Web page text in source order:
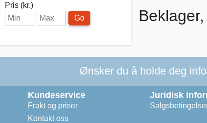
Pris (kr.)
Go
Ønsker du å holde deg
Kundeservice
Frakt og priser
Kontakt oss
Juridisk